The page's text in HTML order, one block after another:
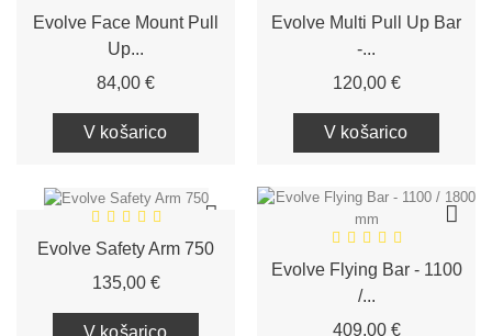
Evolve Face Mount Pull
Up...
84,00 €Cena
V košarico
Evolve Multi Pull Up Bar
-...
120,00 €Cena
V košarico
Evolve Safety Arm 750
135,00 €Cena
V košarico
Evolve Flying Bar - 1100
/...
409,00 €Cena